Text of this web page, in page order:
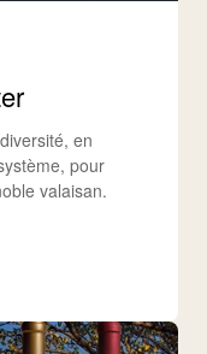
en
pour
valaisan.